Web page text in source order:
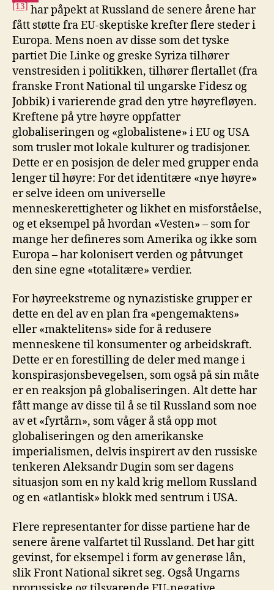
[13] har påpekt at Russland de senere årene har
fått støtte fra EU-skeptiske krefter flere steder i
Europa. Mens noen av disse som det tyske
partiet Die Linke og greske Syriza tilhører
venstresiden i politikken, tilhører flertallet (fra
franske Front National til ungarske Fidesz og
Jobbik) i varierende grad den ytre høyrefløyen.
Kreftene på ytre høyre oppfatter
globaliseringen og «globalistene» i EU og USA
som trusler mot lokale kulturer og tradisjoner.
Dette er en posisjon de deler med grupper enda
lenger til høyre: For det identitære «nye høyre»
er selve ideen om universelle
menneskerettigheter og likhet en misforståelse,
og et eksempel på hvordan «Vesten» – som for
mange her defineres som Amerika og ikke som
Europa – har kolonisert verden og påtvunget
den sine egne «totalitære» verdier.
For høyreekstreme og nynazistiske grupper er
dette en del av en plan fra «pengemaktens»
eller «maktelitens» side for å redusere
menneskene til konsumenter og arbeidskraft.
Dette er en forestilling de deler med mange i
konspirasjonsbevegelsen, som også på sin måte
er en reaksjon på globaliseringen. Alt dette har
fått mange av disse til å se til Russland som noe
av et «fyrtårn», som våger å stå opp mot
globaliseringen og den amerikanske
imperialismen, delvis inspirert av den russiske
tenkeren Aleksandr Dugin som ser dagens
situasjon som en ny kald krig mellom Russland
og en «atlantisk» blokk med sentrum i USA.
Flere representanter for disse partiene har de
senere årene valfartet til Russland. Det har gitt
gevinst, for eksempel i form av generøse lån,
slik Front National sikret seg. Også Ungarns